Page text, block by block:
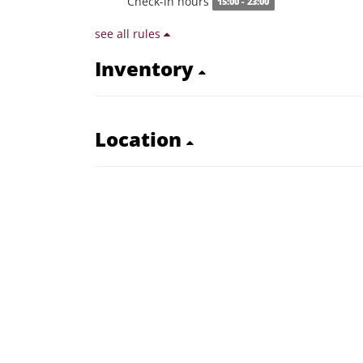
see all rules
Inventory
Location